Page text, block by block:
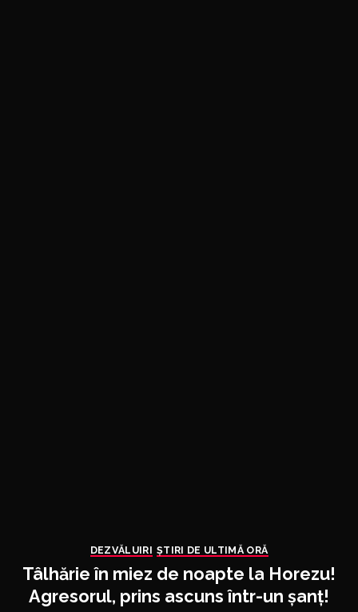
DEZVĂLUIRI ȘTIRI DE ULTIMĂ ORĂ
Tâlhărie în miez de noapte la Horezu!
Agresorul, prins ascuns într-un șanț!